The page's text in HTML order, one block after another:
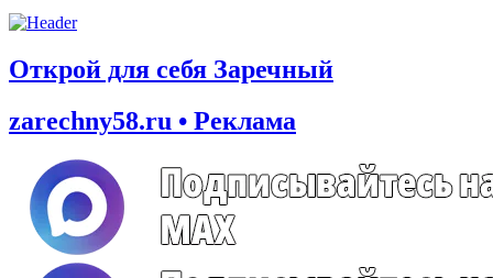
Открой для себя Заречный
zarechny58.ru • Реклама